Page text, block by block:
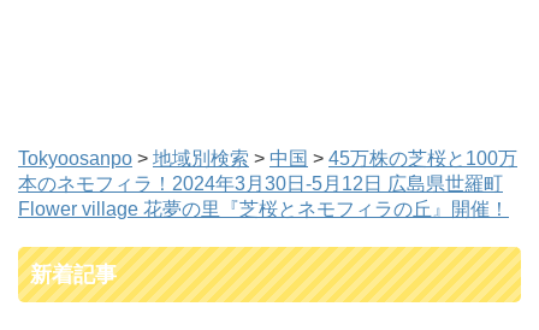
Tokyoosanpo > 地域別検索 > 中国 > 45万株の芝桜と100万
本のネモフィラ！2024年3月30日-5月12日 広島県世羅町
Flower village 花夢の里『芝桜とネモフィラの丘』開催！
新着記事